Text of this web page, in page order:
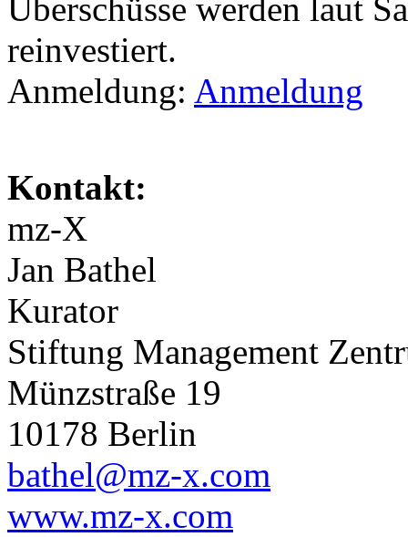
Überschüsse werden laut
reinvestiert.
Anmeldung: Anmeldung
Kontakt:
mz-X
Jan Bathel
Kurator
Stiftung Management
Münzstraße 19
10178 Berlin
bathel@mz-x.com
www.mz-x.com